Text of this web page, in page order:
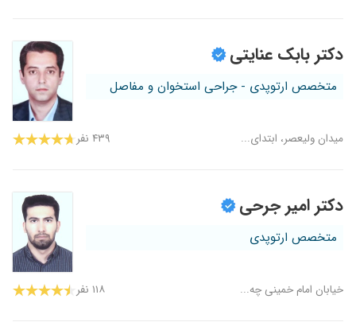
دکتر بابک عنایتی
متخصص ارتوپدی - جراحی استخوان و مفاصل
میدان ولیعصر، ابتدای... ۴۳۹ نفر
دکتر امیر جرحی
متخصص ارتوپدی
خیابان امام خمینی چه... ۱۱۸ نفر